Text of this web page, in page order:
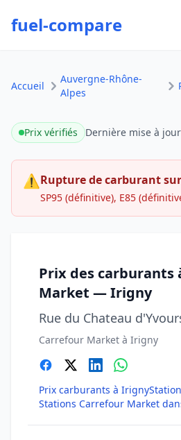
fuel-compare
Accueil
Auvergne-Rhône-
Alpes
Prix vérifiés Dernière mise à jour
⚠Rupture de carburant
SP95 (définitive), E85
Prix des carburants
Market — Irigny
Rue du Chateau
Carrefour Market à Irigny
Prix carburants à Irigny
Stations Carrefour Market